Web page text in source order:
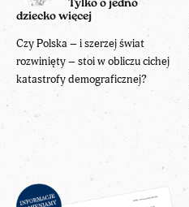
Tylko o jedno
dziecko więcej
Czy Polska – i szerzej świat
rozwinięty – stoi w obliczu cichej
katastrofy demograficznej?